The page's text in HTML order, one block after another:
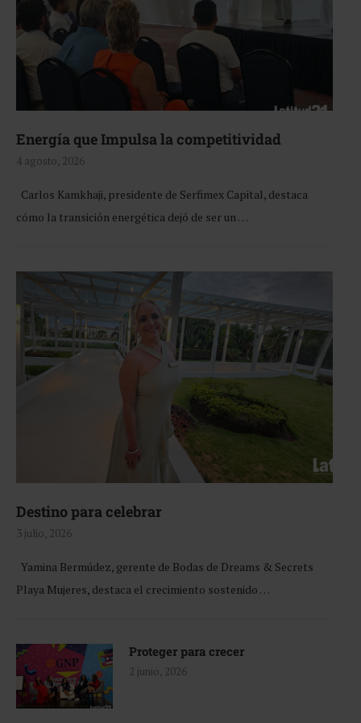
Energía que Impulsa la competitividad
4 agosto, 2026
Carlos Kamkhaji, presidente de Serfimex Capital, destaca
cómo la transición energética dejó de ser un …
Destino para celebrar
3 julio, 2026
Yamina Bermúdez, gerente de Bodas de Dreams & Secrets
Playa Mujeres, destaca el crecimiento sostenido …
Proteger para crecer
2 junio, 2026